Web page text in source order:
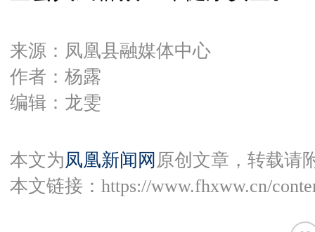
来源：凤凰县融媒体中心
作者：杨露
编辑：龙雯
本文为凤凰新闻网 原创文章，转载请
本文链接： https://www.fhxww.cn/